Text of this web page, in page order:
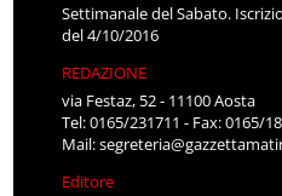
Settimanale del Sabato.
del 4/10/2016
REDAZIONE
via Festaz, 52 - 11100 Aosta
Tel: 0165/231711 - Fax: 0165/
Mail:
Editore